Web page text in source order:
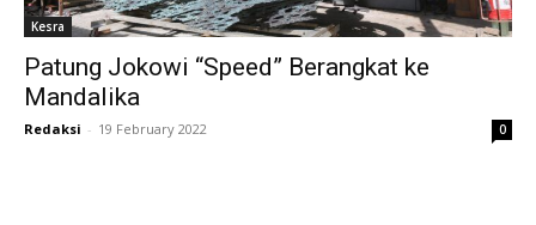
Kesra
Patung Jokowi “Speed” Berangkat ke
Mandalika
Redaksi - 19 February 2022 0